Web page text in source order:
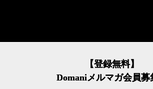
【登録無料】
Domaniメルマガ会員募